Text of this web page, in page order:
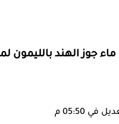
جوز الهند بالليمون
في 05:50 م